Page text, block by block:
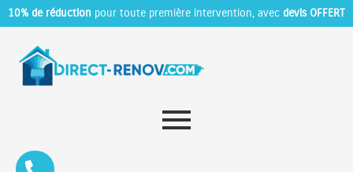
10% de réduction pour toute première intervention, avec devis OFFERT